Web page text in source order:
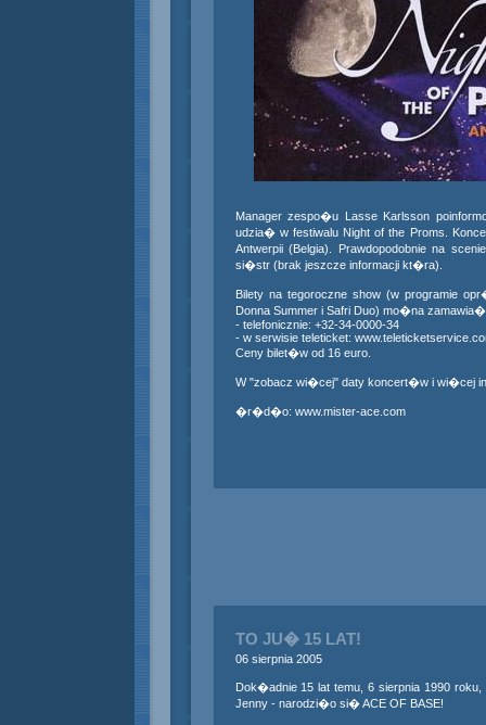
Manager zespo�u Lasse Karlsson
udzia� w festiwalu Night of the Proms.
Antwerpii (Belgia). Prawdopodobnie na
si�str (brak jeszcze informacji kt�ra).
Bilety na tegoroczne show (w programie
Donna Summer i Safri Duo) mo�na
- telefonicznie: +32-34-0000-34
- w serwisie teleticket:
Ceny bilet�w od 16 euro.
W "zobacz wi�cej" daty koncert�w i wi�cej
�r�d�o: www.mister-ace.com
TO JU� 15 LAT!
06 sierpnia 2005
Dok�adnie 15 lat temu, 6 sierpnia 1990
Jenny - narodzi�o si� ACE OF BASE!